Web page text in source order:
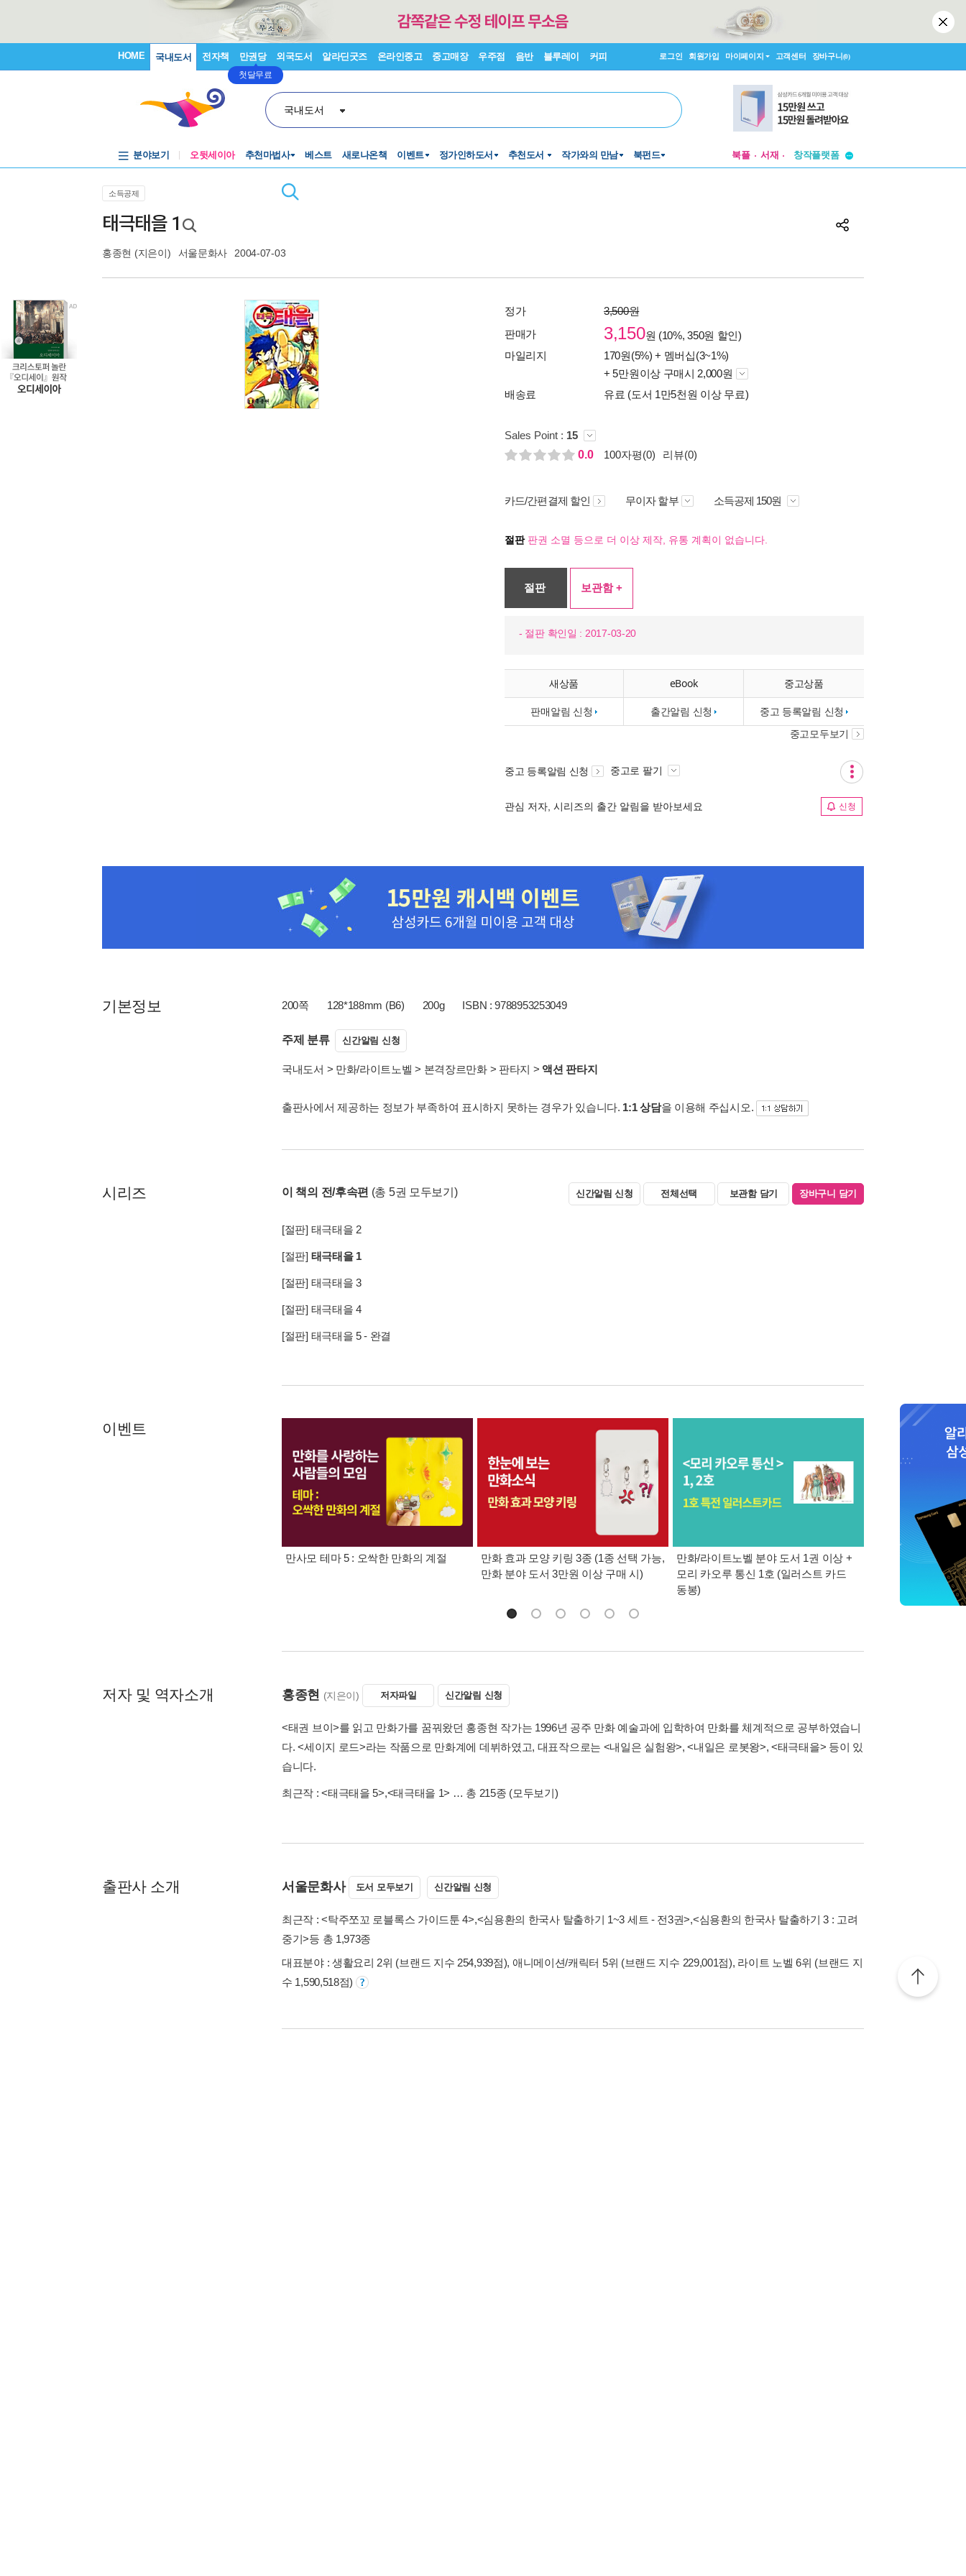
HOME 국내도서 전자책 만권당
첫달무료
외국도서 알라딘굿즈 온라인중고 중고매장 우주점 음반 블루레이 커피 로그인 회원가입 마이페이지 고객센터 장바구니(0)
국내도서
분야보기 오뒷세이아 추천마법사 베스트 새로나온책 이벤트 정가인하도서 추천도서 작가와의 만남 북펀드 북플 서재
창작플랫폼
소득공제
태극태을 1
홍종현 (지은이) 서울문화사 2004-07-03
정가
3,500원
판매가
3,150원 (10%, 350원 할인)
마일리지
170원(5%) + 멤버십(3~1%)
+ 5만원이상 구매시 2,000원
배송료
유료 (도서 1만5천원 이상 무료)
Sales Point : 15
0.0
100자평(0) 리뷰(0)
카드/간편결제 할인 무이자 할부 소득공제 150원
절판판권 소멸 등으로 더 이상 제작, 유통 계획이 없습니다.
절판 보관함 +
- 절판 확인일 : 2017-03-20
새상품 eBook 중고상품
판매알림 신청 출간알림 신청 중고 등록알림 신청
중고모두보기
중고 등록알림 신청 중고로 팔기
관심 저자, 시리즈의 출간 알림을 받아보세요 신청
기본정보 200쪽 128*188mm (B6) 200g ISBN : 9788953253049
주제 분류 신간알림 신청
국내도서 > 만화/라이트노벨 > 본격장르만화> 판타지 > 액션 판타지
출판사에서 제공하는 정보가 부족하여 표시하지 못하는 경우가 있습니다. 1:1 상담을 이용해 주십시오.
시리즈 이 책의 전/후속편 (총 5권 모두보기) 신간알림 신청 전체선택 보관함 담기 장바구니 담기
[절판] 태극태을 2
[절판] 태극태을 1
[절판] 태극태을 3
[절판] 태극태을 4
[절판] 태극태을 5 - 완결
이벤트
만사모 테마 5 : 오싹한 만화의 계절
만화 효과 모양 키링 3종 (1종 선택 가능,
만화 분야 도서 3만원 이상 구매 시)
만화/라이트노벨 분야 도서 1권 이상 +
모리 카오루 통신 1호 (일러스트 카드
동봉)
만사모 테마 2 : 완
저자 및 역자소개 홍종현 (지은이) 저자파일 신간알림 신청
<태권 브이>를 읽고 만화가를 꿈꿔왔던 홍종현 작가는 1996년 공주 만화 예술과에 입학하여 만화를 체계적으로 공부하였습니
다. <세이지 로드>라는 작품으로 만화계에 데뷔하였고, 대표작으로는 <내일은 실험왕>, <내일은 로봇왕>, <태극태을> 등이 있
습니다.
최근작 :<태극태을 5>,<태극태을 1> … 총 215종 (모두보기)
출판사 소개 서울문화사 도서 모두보기 신간알림 신청
최근작 :<탁주쪼꼬 로블록스 가이드툰 4>,<심용환의 한국사 탈출하기 1~3 세트 - 전3권>,<심용환의 한국사 탈출하기 3 : 고려
중기>등 총 1,973종
대표분야 : 생활요리 2위 (브랜드 지수 254,939점), 애니메이션/캐릭터 5위 (브랜드 지수 229,001점), 라이트 노벨 6위 (브랜드 지
수 1,590,518점)